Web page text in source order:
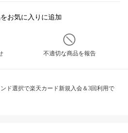
お気に入りに追加
不適切な商品を報告
ド選択で楽天カード新規入会＆3回利用で